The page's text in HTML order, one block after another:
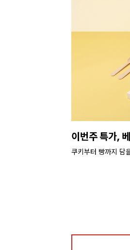
이번주 특가,
쿠키부터 빵까지 담